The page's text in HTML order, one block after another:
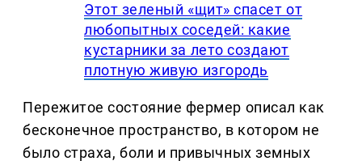
Этот зеленый «щит» спасет от
любопытных соседей: какие
кустарники за лето создают
плотную живую изгородь
Пережитое состояние фермер описал как
бесконечное пространство, в котором не
было страха, боли и привычных земных